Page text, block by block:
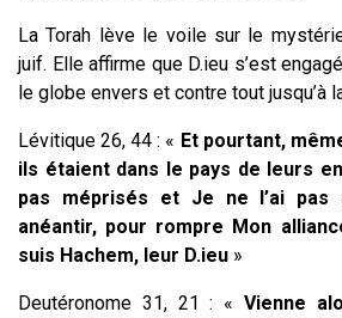
La Torah lève le voile sur le
juif. Elle affirme que D.ieu s’est
le globe envers et contre tout jusqu’à
Lévitique 26, 44 : « Et pourtant,
ils étaient dans le pays de leurs
pas méprisés et Je ne l’ai pas
anéantir, pour rompre Mon
suis Hachem, leur D.ieu »
Deutéronome 31, 21 : « Vienne